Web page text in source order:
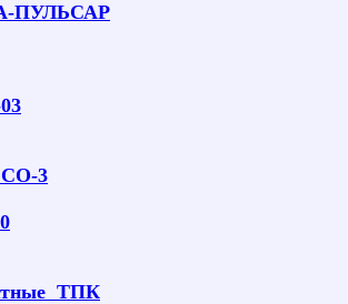
ПУЛЬСАР
СО-3
ТПК